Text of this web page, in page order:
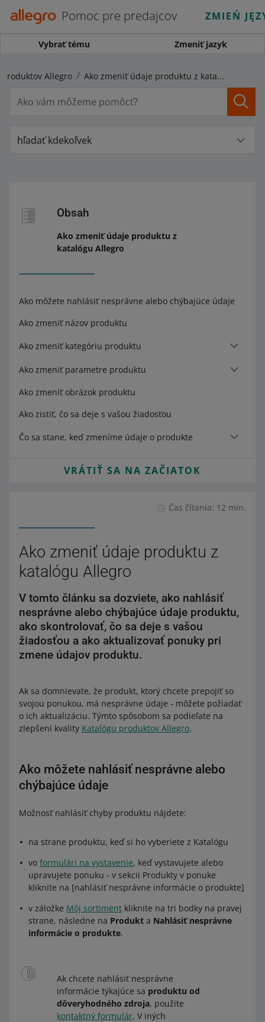
Pomoc pre predajcov ZMIEŃ
Vybrať tému Zmeniť jazyk
produktov Allegro Ako zmeniť údaje produktu z katalógu Allegro
hľadať kdekoľvek
Obsah
Ako zmeniť údaje produktu z
katalógu Allegro
Ako môžete nahlásiť nesprávne alebo chýbajúce údaje
Ako zmeniť názov produktu
Ako zmeniť kategóriu produktu
Ako zmeniť parametre produktu
Ako zmeniť obrázok produktu
Ako zistiť, čo sa deje s vašou žiadosťou
Čo sa stane, keď zmeníme údaje o produkte
VRÁTIŤ SA NA ZAČIATOK
Čas čítania: 12 min.
Ako zmeniť údaje produktu z
katalógu Allegro
V tomto článku sa dozviete, ako nahlásiť
nesprávne alebo chýbajúce údaje produktu,
ako skontrolovať, čo sa deje s vašou
žiadosťou a ako aktualizovať ponuky pri
zmene údajov produktu.
Ak sa domnievate, že produkt, ktorý chcete prepojiť so
svojou ponukou, má nesprávne údaje - môžete požiadať
o ich aktualizáciu. Týmto spôsobom sa podieľate na
zlepšení kvality Katalógu produktov Allegro.
Ako môžete nahlásiť nesprávne alebo
chýbajúce údaje
Možnosť nahlásiť chyby produktu nájdete:
na strane produktu, keď si ho vyberiete z Katalógu
vo formulári na vystavenie, keď vystavujete alebo
upravujete ponuku - v sekcii Produkty v ponuke
kliknite na [nahlásiť nesprávne informácie o produkte]
v záložke Môj sortiment kliknite na tri bodky na pravej
strane, následne na Produkt a Nahlásiť nesprávne
informácie o produkte.
Ak chcete nahlásiť nesprávne
informácie týkajúce sa produktu od
dôveryhodného zdroja, použite
kontaktný formulár. V iných